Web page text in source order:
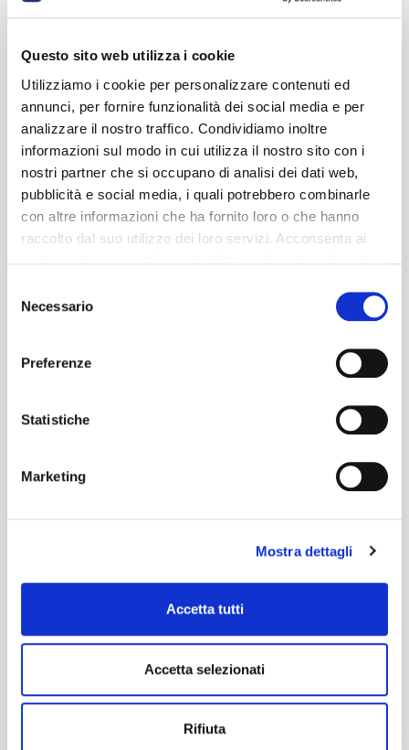
Questo sito web utilizza i cookie
Utilizziamo i cookie per personalizzare contenuti ed
annunci, per fornire funzionalità dei social media e per
analizzare il nostro traffico. Condividiamo inoltre
informazioni sul modo in cui utilizza il nostro sito con i
nostri partner che si occupano di analisi dei dati web,
pubblicità e social media, i quali potrebbero combinarle
con altre informazioni che ha fornito loro o che hanno
raccolto dal suo utilizzo dei loro servizi. Acconsenta ai
delNecessario
Preferenze
Statistiche
Marketing
Mostra dettagli
Accetta tutti
Accetta selezionati
Rifiuta